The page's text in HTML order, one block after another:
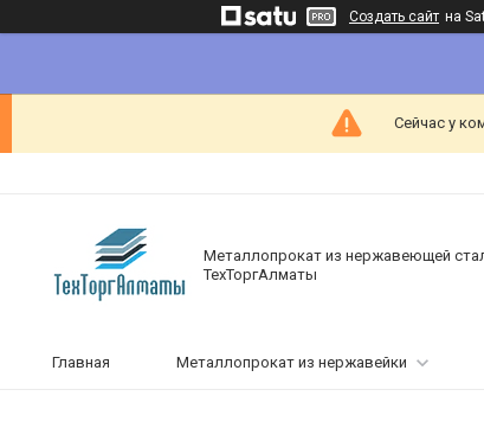
Создать сайт на
Сейчас у
Металлопрокат из нержавеющей
ТехТоргАлматы
Главная Металлопрокат из нержавейки